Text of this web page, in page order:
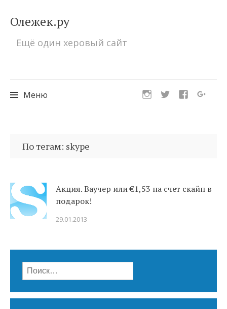
Олежек.ру
Ещё один херовый сайт
Меню
кПо тегам: skype
Акция. Ваучер или €1,53 на счет скайп в
подарок!
29.01.2013
Найти: